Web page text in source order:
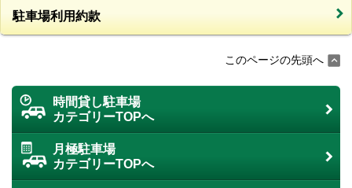
駐車場利用約款
このページの先頭へ
時間貸し駐車場
カテゴリーTOPへ
月極駐車場
カテゴリーTOPへ